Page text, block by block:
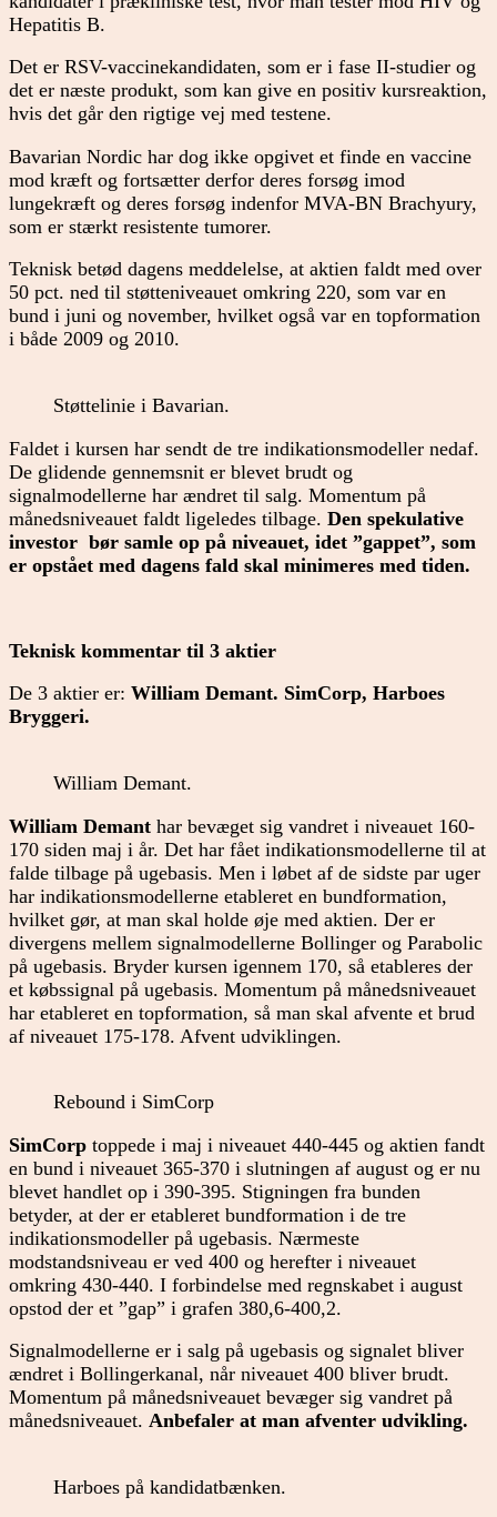
Hepatitis B.
Det er RSV-vaccinekandidaten, som er i fase II-studier og
det er næste produkt, som kan give en positiv kursreaktion,
hvis det går den rigtige vej med testene.
Bavarian Nordic har dog ikke opgivet et finde en vaccine
mod kræft og fortsætter derfor deres forsøg imod
lungekræft og deres forsøg indenfor MVA-BN Brachyury,
som er stærkt resistente tumorer.
Teknisk betød dagens meddelelse, at aktien faldt med over
50 pct. ned til støtteniveauet omkring 220, som var en
bund i juni og november, hvilket også var en topformation
i både 2009 og 2010.
Støttelinie i Bavarian.
Faldet i kursen har sendt de tre indikationsmodeller nedaf.
De glidende gennemsnit er blevet brudt og
signalmodellerne har ændret til salg. Momentum på
månedsniveauet faldt ligeledes tilbage. Den spekulative
investor bør samle op på niveauet, idet ”gappet”, som
er opstået med dagens fald skal minimeres med tiden.
Teknisk kommentar til 3 aktier
De 3 aktier er: William Demant. SimCorp, Harboes
Bryggeri.
William Demant.
William Demant har bevæget sig vandret i niveauet 160-
170 siden maj i år. Det har fået indikationsmodellerne til at
falde tilbage på ugebasis. Men i løbet af de sidste par uger
har indikationsmodellerne etableret en bundformation,
hvilket gør, at man skal holde øje med aktien. Der er
divergens mellem signalmodellerne Bollinger og Parabolic
på ugebasis. Bryder kursen igennem 170, så etableres der
et købssignal på ugebasis. Momentum på månedsniveauet
har etableret en topformation, så man skal afvente et brud
af niveauet 175-178. Afvent udviklingen.
Rebound i SimCorp
SimCorp toppede i maj i niveauet 440-445 og aktien fandt
en bund i niveauet 365-370 i slutningen af august og er nu
blevet handlet op i 390-395. Stigningen fra bunden
betyder, at der er etableret bundformation i de tre
indikationsmodeller på ugebasis. Nærmeste
modstandsniveau er ved 400 og herefter i niveauet
omkring 430-440. I forbindelse med regnskabet i august
opstod der et ”gap” i grafen 380,6-400,2.
Signalmodellerne er i salg på ugebasis og signalet bliver
ændret i Bollingerkanal, når niveauet 400 bliver brudt.
Momentum på månedsniveauet bevæger sig vandret på
månedsniveauet. Anbefaler at man afventer udvikling.
Harboes på kandidatbænken.